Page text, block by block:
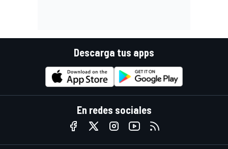
Descarga tus apps
En redes sociales